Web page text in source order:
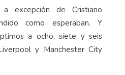
excepción de Cristiano
como esperaban. Y
a ocho, siete y seis
y Manchester City